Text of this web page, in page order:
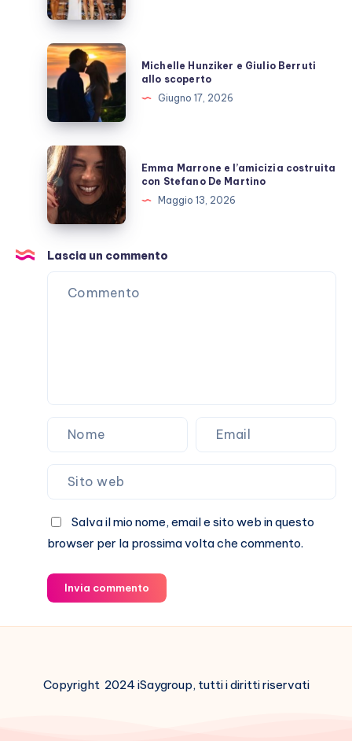
fanno
ora?
Michelle
Hunziker
e
Berruti
allo
scoperto
Michelle Hunziker e Giulio Berruti
allo scoperto
Giugno 17, 2026
Emma
Marrone
e
l’amicizia
costruita
con
Stefano
Emma Marrone e l’amicizia costruita
con Stefano De Martino
Maggio 13, 2026
Lascia un commento
Salva il mio nome, email e sito web in questo
browser per la prossima volta che commento.
Invia commento
Copyright 2024 iSaygroup, tutti i diritti riservati